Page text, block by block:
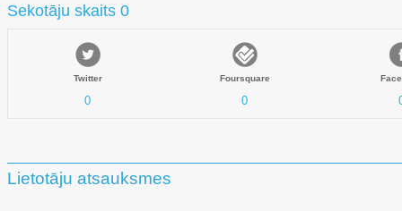
Sekotāju skaits 0
Twitter
0
Foursquare
0
Lietotāju atsauksmes